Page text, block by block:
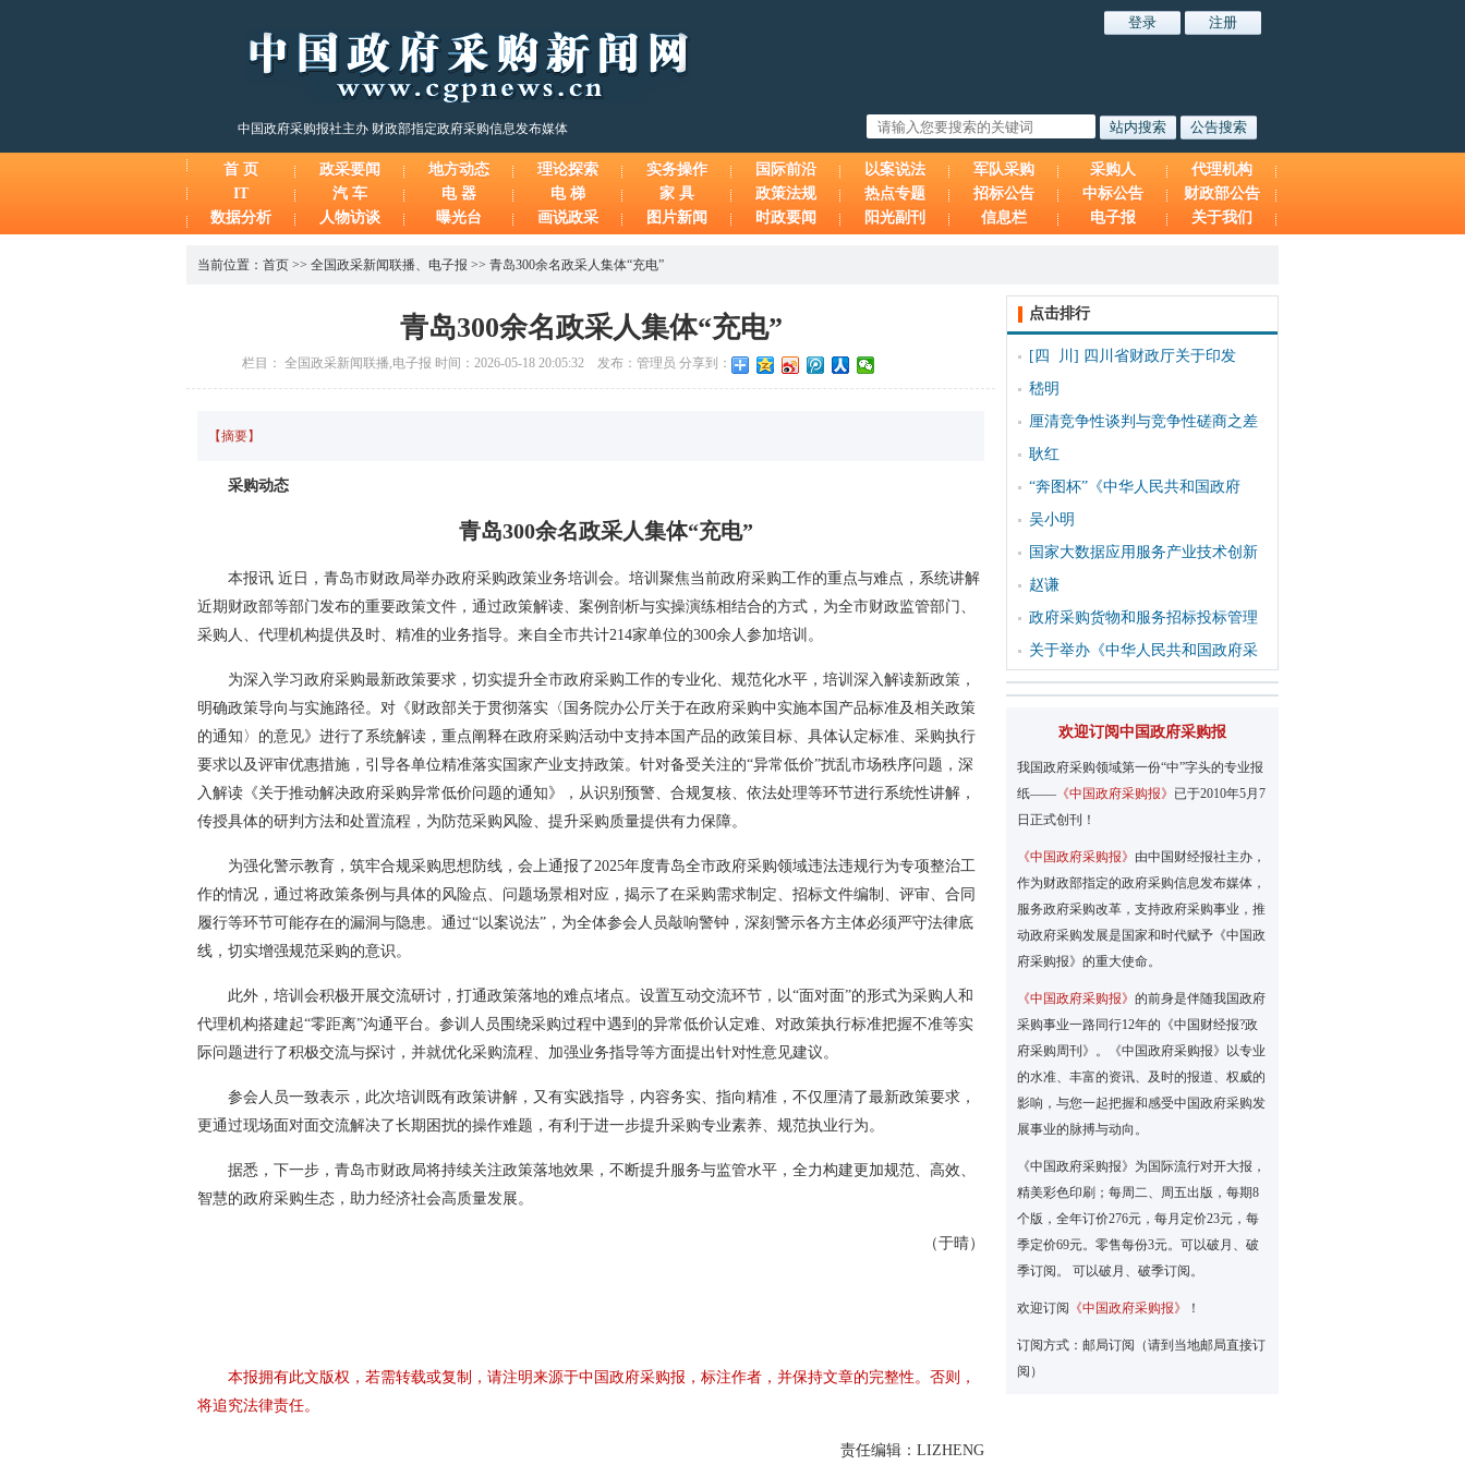
中国政府采购报社主办 财政部指定政府采购信息发布媒体
首 页 政采要闻 地方动态 理论探索 实务操作 国际前沿 以案说法 军队采购 采购人
代理机构
IT
汽 车 电 器 电 梯 家 具 政策法规 热点专题 招标公告 中标公告
财政部公告
数据分析
人物访谈 曝光台 画说政采 图片新闻 时政要闻 阳光副刊 信息栏 电子报 关于我们
当前位置： 首页 >> 全国政采新闻联播、 电子报 >> 青岛300余名政采人集体“充电”
青岛300余名政采人集体“充电”
栏目： 全国政采新闻联播,电子报 时间：2026-05-18 20:05:32 发布：管理员 分享到：
【摘要】
采购动态
青岛300余名政采人集体“充电”
本报讯 近日，青岛市财政局举办政府采购政策业务培训会。培训聚焦当前政府采购工作的重点与难点，系统讲解
近期财政部等部门发布的重要政策文件，通过政策解读、案例剖析与实操演练相结合的方式，为全市财政监管部门、
采购人、代理机构提供及时、精准的业务指导。来自全市共计214家单位的300余人参加培训。
为深入学习政府采购最新政策要求，切实提升全市政府采购工作的专业化、规范化水平，培训深入解读新政策，
明确政策导向与实施路径。对《财政部关于贯彻落实〈国务院办公厅关于在政府采购中实施本国产品标准及相关政策
的通知〉的意见》进行了系统解读，重点阐释在政府采购活动中支持本国产品的政策目标、具体认定标准、采购执行
要求以及评审优惠措施，引导各单位精准落实国家产业支持政策。针对备受关注的“异常低价”扰乱市场秩序问题，深
入解读《关于推动解决政府采购异常低价问题的通知》，从识别预警、合规复核、依法处理等环节进行系统性讲解，
传授具体的研判方法和处置流程，为防范采购风险、提升采购质量提供有力保障。
为强化警示教育，筑牢合规采购思想防线，会上通报了2025年度青岛全市政府采购领域违法违规行为专项整治工
作的情况，通过将政策条例与具体的风险点、问题场景相对应，揭示了在采购需求制定、招标文件编制、评审、合同
履行等环节可能存在的漏洞与隐患。通过“以案说法”，为全体参会人员敲响警钟，深刻警示各方主体必须严守法律底
线，切实增强规范采购的意识。
此外，培训会积极开展交流研讨，打通政策落地的难点堵点。设置互动交流环节，以“面对面”的形式为采购人和
代理机构搭建起“零距离”沟通平台。参训人员围绕采购过程中遇到的异常低价认定难、对政策执行标准把握不准等实
际问题进行了积极交流与探讨，并就优化采购流程、加强业务指导等方面提出针对性意见建议。
参会人员一致表示，此次培训既有政策讲解，又有实践指导，内容务实、指向精准，不仅厘清了最新政策要求，
更通过现场面对面交流解决了长期困扰的操作难题，有利于进一步提升采购专业素养、规范执业行为。
据悉，下一步，青岛市财政局将持续关注政策落地效果，不断提升服务与监管水平，全力构建更加规范、高效、
智慧的政府采购生态，助力经济社会高质量发展。
（于晴）
本报拥有此文版权，若需转载或复制，请注明来源于中国政府采购报，标注作者，并保持文章的完整性。否则，
将追究法律责任。
责任编辑：LIZHENG
点击排行
[四 川] 四川省财政厅关于印发
嵇明
厘清竞争性谈判与竞争性磋商之差
耿红
“奔图杯”《中华人民共和国政府
吴小明
国家大数据应用服务产业技术创新
赵谦
政府采购货物和服务招标投标管理
关于举办《中华人民共和国政府采
欢迎订阅中国政府采购报
我国政府采购领域第一份“中”字头的专业报
纸—— 《中国政府采购报》 已于2010年5月7
日正式创刊！
《中国政府采购报》 由中国财经报社主办，
作为财政部指定的政府采购信息发布媒体，
服务政府采购改革，支持政府采购事业，推
动政府采购发展是国家和时代赋予《中国政
府采购报》的重大使命。
《中国政府采购报》 的前身是伴随我国政府
采购事业一路同行12年的《中国财经报?政
府采购周刊》。《中国政府采购报》以专业
的水准、丰富的资讯、及时的报道、权威的
影响，与您一起把握和感受中国政府采购发
展事业的脉搏与动向。
《中国政府采购报》为国际流行对开大报，
精美彩色印刷；每周二、周五出版，每期8
个版，全年订价276元，每月定价23元，每
季定价69元。零售每份3元。可以破月、破
季订阅。 可以破月、破季订阅。
欢迎订阅 《中国政府采购报》 ！
订阅方式：邮局订阅（请到当地邮局直接订
阅）